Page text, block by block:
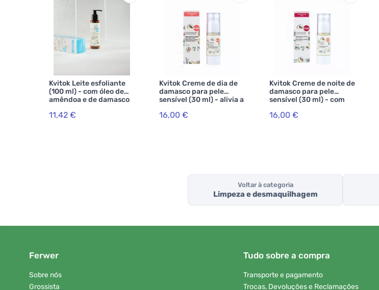
Kvitok Leite esfoliante
(100 ml) - com óleo de
amêndoa e de damasco
11,42 €
Kvitok Creme de dia de
damasco para pele
sensível (30 ml) - alivia a
irritação e vermelhidão
16,00 €
Kvitok Creme de noite de
damasco para pele
sensível (30 ml) - com
provitamina b5
16,00 €
Voltar à categoria
Limpeza e desmaquilhagem
Ferwer
Sobre nós
Grossista
Tudo sobre a compra
Transporte e pagamento
Trocas, Devoluções e Reclamações